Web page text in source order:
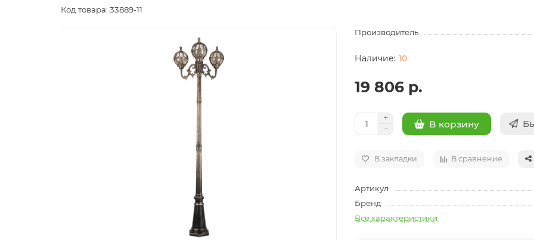
Код товара: 33889-11
Производитель
10
19 806 р.
В корзину
В закладки В сравнение
Артикул
Бренд
Все характеристики